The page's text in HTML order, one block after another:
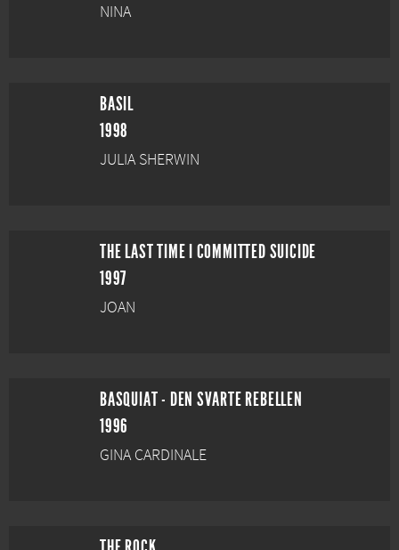
NINA
BASIL
1998
JULIA SHERWIN
THE LAST TIME I COMMITTED SUICIDE
1997
JOAN
BASQUIAT - DEN SVARTE REBELLEN
1996
GINA CARDINALE